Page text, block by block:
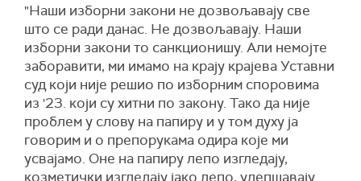
"Наши изборни закони не дозвољавају све
што се ради данас. Не дозвољавају. Наши
изборни закони то санкционишу. Али немојте
заборавити, ми имамо на крају крајева Уставни
суд који није решио по изборним споровима
из '23. који су хитни по закону. Тако да није
проблем у слову на папиру и у том духу ја
говорим и о препорукама одира које ми
усвајамо. Оне на папиру лепо изгледају,
козметички изгледају јако лепо, улепшавају